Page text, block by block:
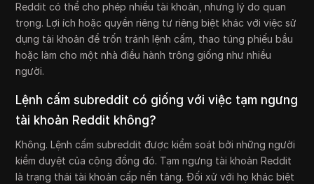
Reddit có thể cho phép nhiều tài khoản, nhưng lý do quan
trọng. Lợi ích hoặc quyền riêng tư riêng biệt khác với việc sử
dụng tài khoản để trốn tránh lệnh cấm, thao túng phiếu bầu
hoặc làm cho một nhà điều hành trông giống như nhiều
người.
Lệnh cấm subreddit có giống với việc tạm ngưng
tài khoản Reddit không?
Không. Lệnh cấm subreddit được kiểm soát bởi những người
kiểm duyệt của cộng đồng đó. Tạm ngưng tài khoản Reddit
là trạng thái tài khoản cấp nền tảng. Đối xử với họ khác biệt